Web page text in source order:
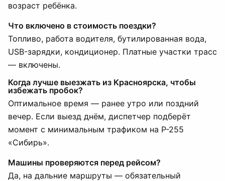
возраст ребёнка.
Что включено в стоимость поездки?
Топливо, работа водителя, бутилированная вода,
USB-зарядки, кондиционер. Платные участки трасс
— включены.
Когда лучше выезжать из Красноярска, чтобы
избежать пробок?
Оптимальное время — ранее утро или поздний
вечер. Если выезд днём, диспетчер подберёт
момент с минимальным трафиком на Р-255
«Сибирь».
Машины проверяются перед рейсом?
Да, на дальние маршруты — обязательный